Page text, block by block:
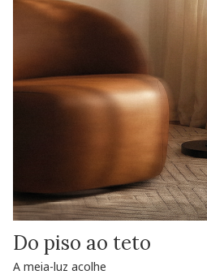
Do piso ao teto
A meia-luz acolhe